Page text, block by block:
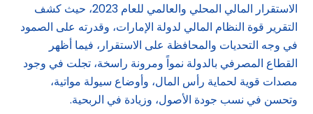
الاستقرار المالي المحلي والعالمي للعام 2023، حيث كشف
التقرير قوة النظام المالي لدولة الإمارات، وقدرته على الصمود
في وجه التحديات والمحافظة على الاستقرار، فيما أظهر
القطاع المصرفي بالدولة نمواً ومرونة راسخة، تجلت في وجود
مصدات قوية لحماية رأس المال، وأوضاع سيولة مواتية،
وتحسن في نسب جودة الأصول، وزيادة في الربحية.